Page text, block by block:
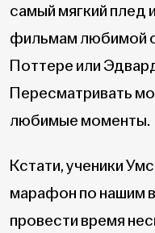
самый мягкий плед
фильмам любимой
Поттере или
Пересматривать
любимые моменты.
Кстати, ученики
марафон по нашим
провести время